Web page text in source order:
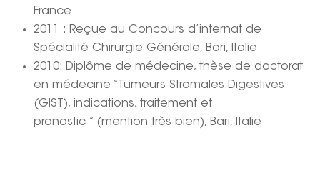
France
2011 : Reçue au Concours d’internat de
Spécialité Chirurgie Générale, Bari, Italie
2010: Diplôme de médecine, thèse de doctorat
en médecine “Tumeurs Stromales Digestives
(GIST), indications, traitement et
pronostic ” (mention très bien), Bari, Italie